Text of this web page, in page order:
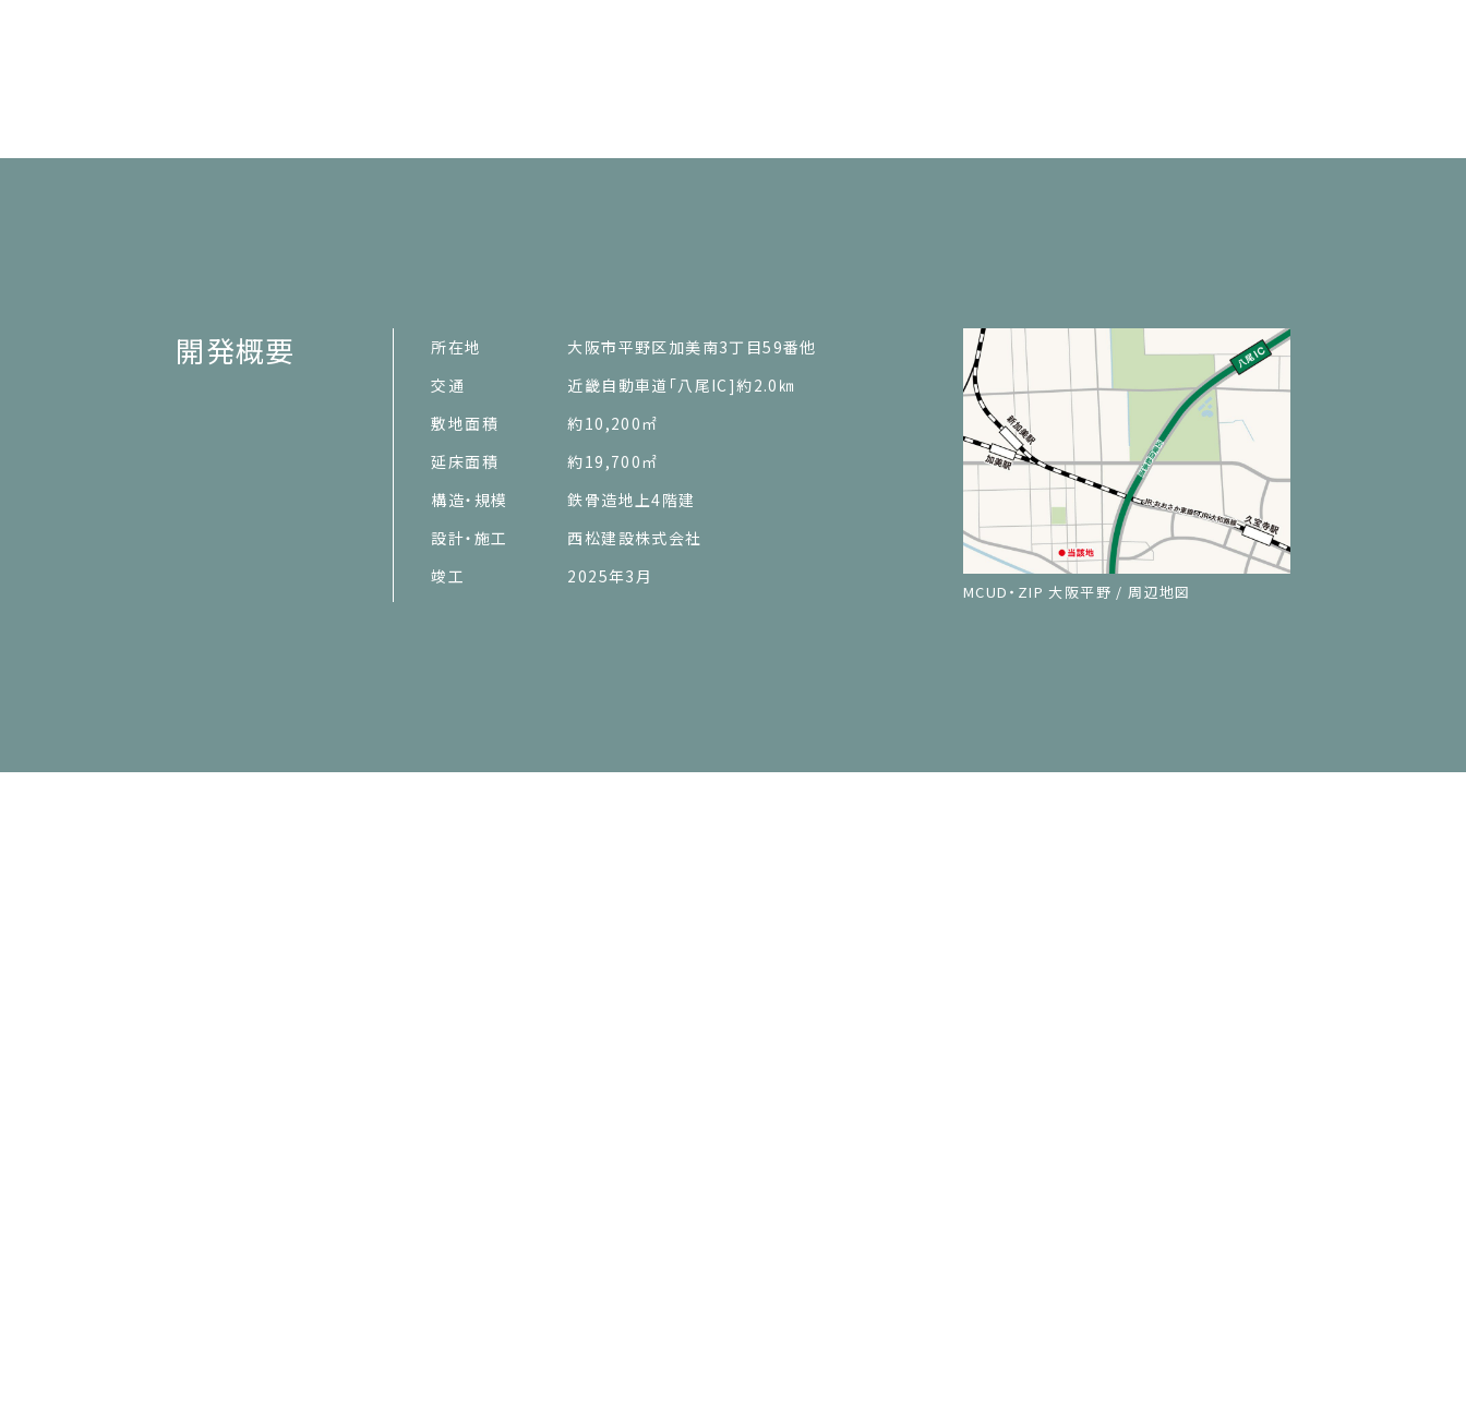
開発概要 所在地
大阪市平野区加美南3丁目59番他
交通
近畿自動車道「八尾IC]約2.0㎞
敷地面積
約10,200㎡
延床面積
約19,700㎡
構造・規模
鉄骨造地上4階建
設計・施工
西松建設株式会社
竣工
2025年3月
MCUD・ZIP 大阪平野 / 周辺地図